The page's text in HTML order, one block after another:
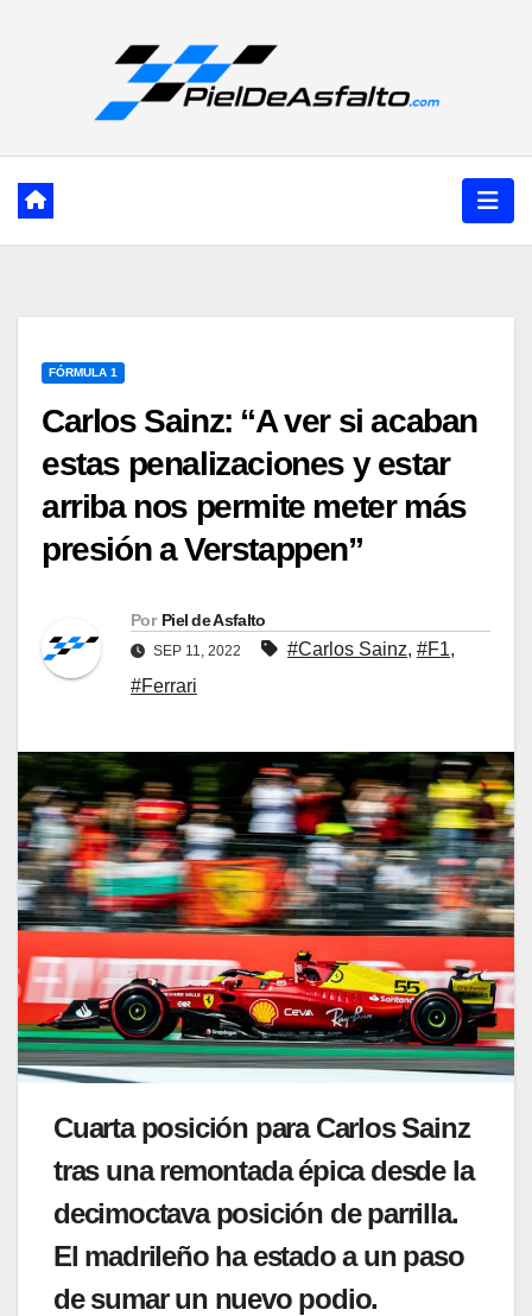
FÓRMULA 1
Carlos Sainz: “A ver si acaban
estas penalizaciones y estar
arriba nos permite meter más
presión a Verstappen”
Por Piel de Asfalto
SEP 11, 2022 #Carlos Sainz, #F1,
#Ferrari
Cuarta posición para Carlos Sainz
tras una remontada épica desde la
decimoctava posición de parrilla.
El madrileño ha estado a un paso
de sumar un nuevo podio.